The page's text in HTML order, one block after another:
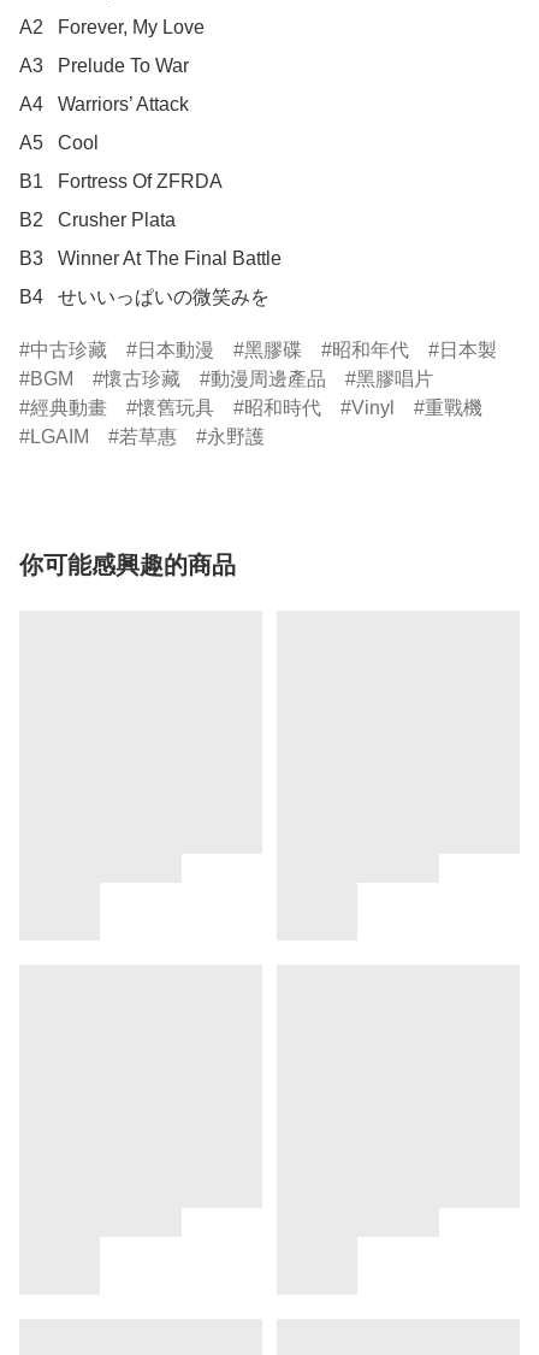
A2	Forever, My Love
A3	Prelude To War
A4	Warriors’ Attack
A5	Cool
B1	Fortress Of ZFRDA
B2	Crusher Plata
B3	Winner At The Final Battle
B4	せいいっぱいの微笑みを
中古珍藏 日本動漫 黑膠碟 昭和年代
日本製
BGM
懷古珍藏 動漫周邊產品
黑膠唱片
經典動畫
懷舊玩具 昭和時代 Vinyl
重戰機
LGAIM
若草惠 永野護
你可能感興趣的商品